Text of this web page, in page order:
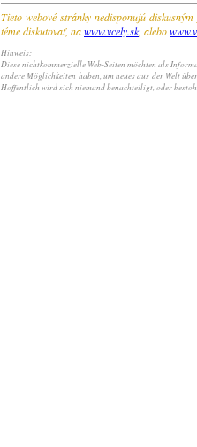
Tieto webové stránky nedisponujú
téme diskutovať, nawww.vcely.sk, alebo
Hinweis:
Diese nichtkommerzielle Web-Seiten möchten als
andere Möglichkeiten haben, um neues aus der Welt
Hoffentlich wird sich niemand benachteiligt, oder